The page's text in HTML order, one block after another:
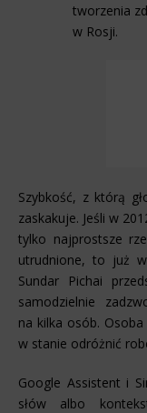
tworzenia
w Rosji.
Szybkość, z którą
zaskakuje. Jeśli w
tylko najprostsze
utrudnione, to już
Sundar Pichai
samodzielnie
na kilka osób.
w stanie odróżnić
Google Assistent i
słów albo